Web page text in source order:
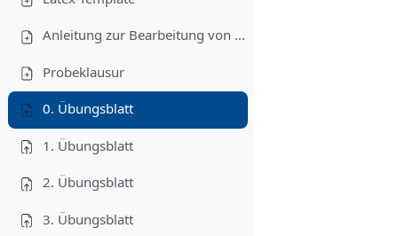
Anleitung zur Bearbeitung von Programmieraufgaben
Probeklausur
0. Übungsblatt
1. Übungsblatt
2. Übungsblatt
3. Übungsblatt